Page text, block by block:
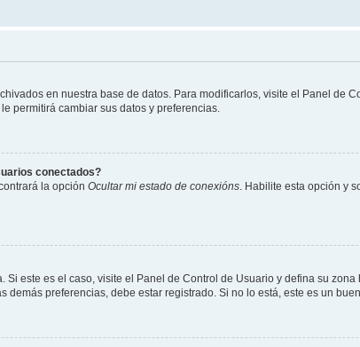
en nuestra base de datos. Para modificarlos, visite el Panel de
permitirá cambiar sus datos y preferencias.
conectados?
la opción Ocultar mi estado de conexións . Habilite esta opción y
este es el caso, visite el Panel de Control de Usuario y defina su
preferencias, debe estar registrado. Si no lo está, este es un